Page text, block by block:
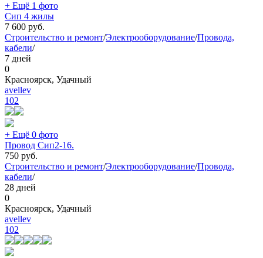
+ Ещё 1 фото
Сип 4 жилы
7 600 руб.
Строительство и ремонт/Электрооборудование/Провода,
кабели/
7 дней
0
Красноярск, Удачный
avellev
102
+ Ещё 0 фото
Провод Сип2-16.
750 руб.
Строительство и ремонт/Электрооборудование/Провода,
кабели/
28 дней
0
Красноярск, Удачный
avellev
102